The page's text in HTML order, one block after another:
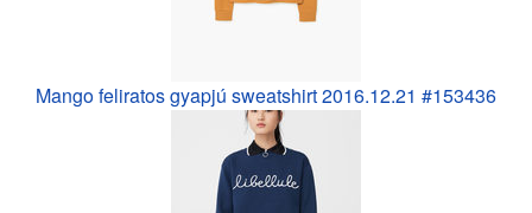
Mango feliratos gyapjú sweatshirt 2016.12.21 #153436